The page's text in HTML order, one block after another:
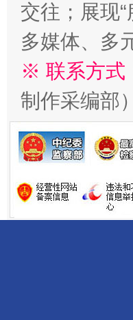
交往；展现
多媒体、多
※ 联系方式
制作采编部）